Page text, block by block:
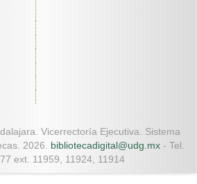
Vicerrectoría Ejecutiva. Sistema
2026. bibliotecadigital@udg.mx - Tel.
ext. 11959, 11924, 11914